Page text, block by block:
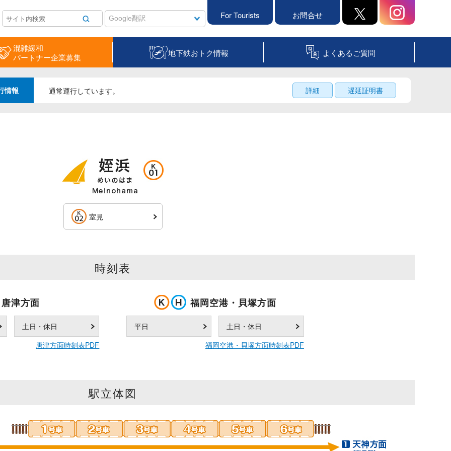
For Tourists お問合せ
混雑緩和
パートナー企業募集
地下鉄おトク情報 よくあるご質問
情報 通常運行しています。 詳細 遅延証明書
室見
時刻表
唐津方面
土日・休日
唐津方面時刻表PDF
福岡空港・貝塚方面
平日
土日・休日
福岡空港・貝塚方面時刻表PDF
駅立体図